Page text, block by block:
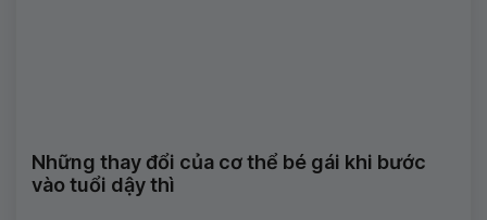
Những thay đổi của cơ thể bé gái khi bước
vào tuổi dậy thì